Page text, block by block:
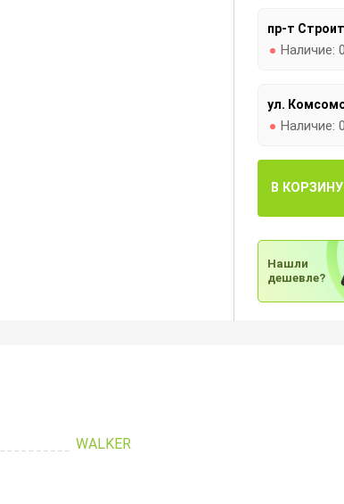
пр-т
Наличие:
ул.
Наличие:
В КОРЗИНУ
Нашли
дешевле?
WALKER